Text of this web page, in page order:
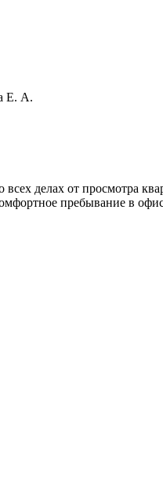
Е. А.
делах от просмотра
пребывание в